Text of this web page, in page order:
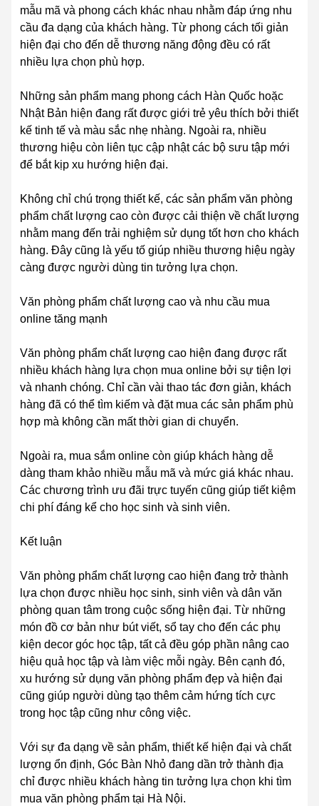
mẫu mã và phong cách khác nhau nhằm đáp ứng nhu
cầu đa dạng của khách hàng. Từ phong cách tối giản
hiện đại cho đến dễ thương năng động đều có rất
nhiều lựa chọn phù hợp.
Những sản phẩm mang phong cách Hàn Quốc hoặc
Nhật Bản hiện đang rất được giới trẻ yêu thích bởi thiết
kế tinh tế và màu sắc nhẹ nhàng. Ngoài ra, nhiều
thương hiệu còn liên tục cập nhật các bộ sưu tập mới
để bắt kịp xu hướng hiện đại.
Không chỉ chú trọng thiết kế, các sản phẩm văn phòng
phẩm chất lượng cao còn được cải thiện về chất lượng
nhằm mang đến trải nghiệm sử dụng tốt hơn cho khách
hàng. Đây cũng là yếu tố giúp nhiều thương hiệu ngày
càng được người dùng tin tưởng lựa chọn.
Văn phòng phẩm chất lượng cao và nhu cầu mua
online tăng mạnh
Văn phòng phẩm chất lượng cao hiện đang được rất
nhiều khách hàng lựa chọn mua online bởi sự tiện lợi
và nhanh chóng. Chỉ cần vài thao tác đơn giản, khách
hàng đã có thể tìm kiếm và đặt mua các sản phẩm phù
hợp mà không cần mất thời gian di chuyển.
Ngoài ra, mua sắm online còn giúp khách hàng dễ
dàng tham khảo nhiều mẫu mã và mức giá khác nhau.
Các chương trình ưu đãi trực tuyến cũng giúp tiết kiệm
chi phí đáng kể cho học sinh và sinh viên.
Kết luận
Văn phòng phẩm chất lượng cao hiện đang trở thành
lựa chọn được nhiều học sinh, sinh viên và dân văn
phòng quan tâm trong cuộc sống hiện đại. Từ những
món đồ cơ bản như bút viết, sổ tay cho đến các phụ
kiện decor góc học tập, tất cả đều góp phần nâng cao
hiệu quả học tập và làm việc mỗi ngày. Bên cạnh đó,
xu hướng sử dụng văn phòng phẩm đẹp và hiện đại
cũng giúp người dùng tạo thêm cảm hứng tích cực
trong học tập cũng như công việc.
Với sự đa dạng về sản phẩm, thiết kế hiện đại và chất
lượng ổn định, Góc Bàn Nhỏ đang dần trở thành địa
chỉ được nhiều khách hàng tin tưởng lựa chọn khi tìm
mua văn phòng phẩm tại Hà Nội.